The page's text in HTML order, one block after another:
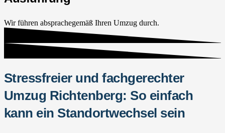
Wir führen absprachegemäß Ihren Umzug durch.
Stressfreier und fachgerechter
Umzug Richtenberg: So einfach
kann ein Standortwechsel sein